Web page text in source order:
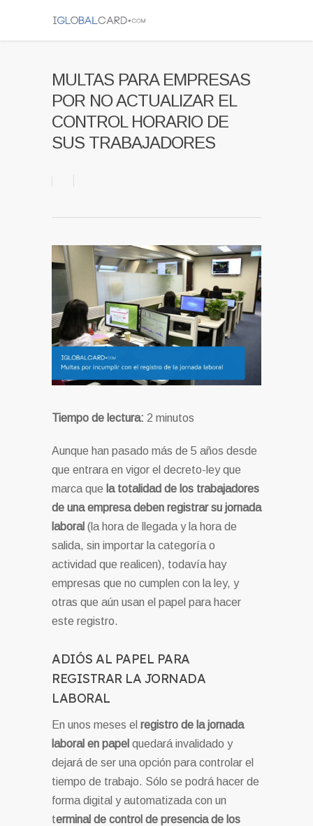
MULTAS PARA EMPRESAS
POR NO ACTUALIZAR EL
CONTROL HORARIO DE
SUS TRABAJADORES
Tiempo de lectura: 2 minutos
Aunque han pasado más de 5 años desde
que entrara en vigor el decreto-ley que
marca que la totalidad de los trabajadores
de una empresa deben registrarsu jornada
laboral (la hora de llegada y la hora de
salida, sin importar la categoría o
actividad que realicen), todavía hay
empresas que no cumplen con la ley, y
otras que aún usan el papel para hacer
este registro.
ADIÓS AL PAPEL PARA
REGISTRAR LA JORNADA
LABORAL
En unos meses el registro de la jornada
laboral en papel quedará invalidado y
dejará de ser una opción para controlar el
tiempo de trabajo. Sólo se podrá hacer de
forma digital y automatizada con un
terminal de control de presencia de los